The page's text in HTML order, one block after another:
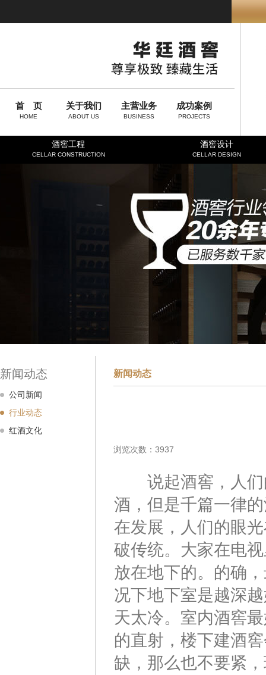
首 页
HOME
关于我们
ABOUT US
主营业务
BUSINESS
成功案例
PROJECTS
酒窖工程
CELLAR CONSTRUCTION
酒窖设计
CELLAR DESIGN
新闻动态
公司新闻
行业动态
红酒文化
新闻动态
浏览次数：3937
说起酒窖，人们
酒，但是千篇一律
在发展，人们的眼
破传统。大家在电
放在地下的。的确
况下地下室是越深
天太冷。室内酒窖
的直射，楼下建酒
缺，那么也不要紧